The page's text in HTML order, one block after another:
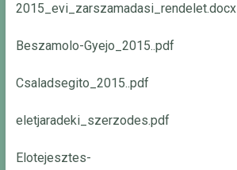
2015_evi_zarszamadasi_rendelet.docx
Beszamolo-Gyejo_2015..pdf
Csaladsegito_2015..pdf
eletjaradeki_szerzodes.pdf
Elotejesztes-